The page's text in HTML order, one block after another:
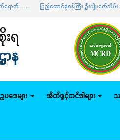
ပြည်ထောင်စုဝန်ကြီး ဦးမျိုးဇော်သိမ်း နေပြည်တေ
ရ
ာန
ဒေများ အိတ်ဖွင့်တင်ဒါများ သ